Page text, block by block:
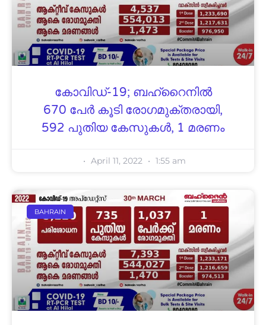
കോവിഡ്-19; ബഹ്റൈനിൽ
670 പേർ കൂടി രോഗമുക്തരായി,
592 പുതിയ കേസുകൾ, 1 മരണം
April 11, 2022 1:55 am
BAHRAIN